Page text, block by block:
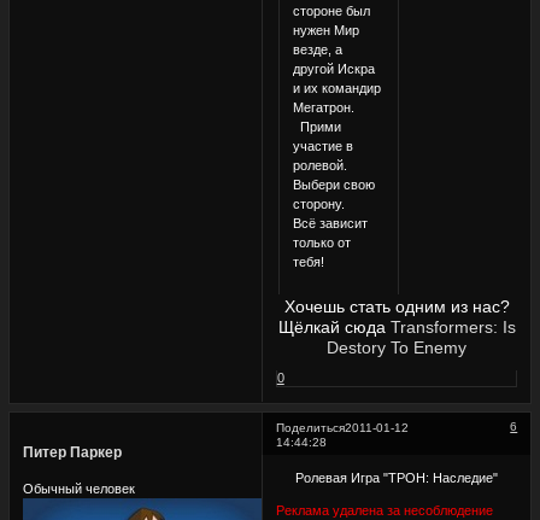
стороне был
нужен Мир
везде, а
другой Искра
и их командир
Мегатрон.
Прими
участие в
ролевой.
Выбери свою
сторону.
Всё зависит
только от
тебя!
Хочешь стать одним из нас?
Щёлкай сюда Transformers: Is
Destory To Enemy
0
Поделиться 6
2011-01-12
14:44:28
Питер Паркер
Обычный человек
Ролевая Игра "ТРОН: Наследие"
Реклама удалена за несоблюдение